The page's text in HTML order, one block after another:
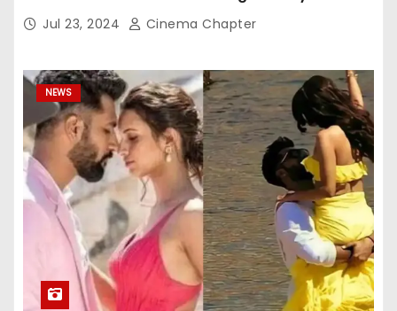
Taapsee Pannu, Fardeen Khan, and More
Jul 23, 2024 Cinema Chapter
NEWS